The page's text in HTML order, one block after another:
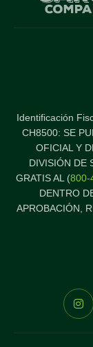
Identificación
CH8500: SE
OFICIAL Y
DIVISIÓN DE
GRATIS AL (800-
DENTRO
APROBACIÓN,